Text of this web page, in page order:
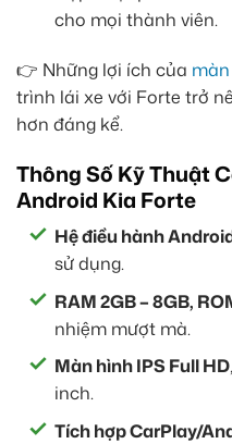
cho mọi thành viên.
👉 Những lợi ích của
trình lái xe với Forte trở
hơn đáng kể.
Thông Số Kỹ Thuật
Android Kia Forte
Hệ điều hành
sử dụng.
RAM 2GB – 8GB,
nhiệm mượt mà.
Màn hình IPS Full HD
inch.
Tích hợp CarPlay/